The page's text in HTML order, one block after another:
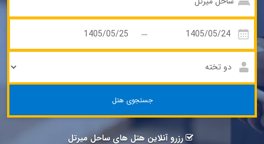
جستجوی هتل
رزرو آنلاین هتل های ساحل میرتل